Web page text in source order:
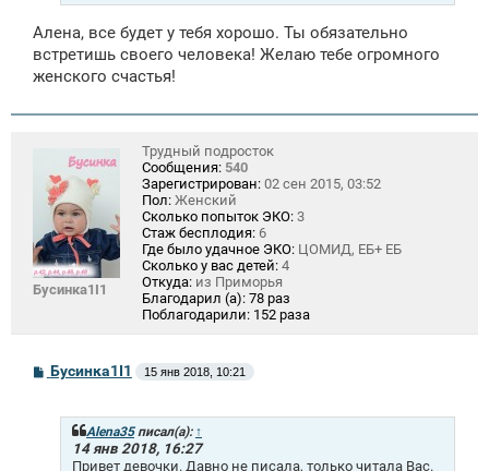
Алена, все будет у тебя хорошо. Ты обязательно
встретишь своего человека! Желаю тебе огромного
женского счастья!
Бусинка1I1
Трудный подросток
Сообщения: 540
Зарегистрирован: 02 сен 2015, 03:52
Пол: Женский
Сколько попыток ЭКО: 3
Стаж бесплодия: 6
Где было удачное ЭКО: ЦОМИД, ЕБ+ ЕБ
Сколько у вас детей: 4
Откуда: из Приморья
Благодарил (а): 78 раз
Поблагодарили: 152 раза
СБусинка1I1 15 янв 2018, 10:21
Alena35писал(а): ↑
14 янв 2018, 16:27
Привет девочки. Давно не писала, только читала Вас.